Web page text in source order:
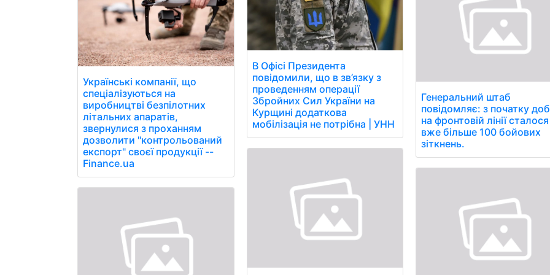
Українські компанії, що
спеціалізуються на
виробництві безпілотних
літальних апаратів,
звернулися з проханням
дозволити "контрольований
експорт" своєї продукції --
Finance.ua
В Офісі Президента
повідомили, що в зв’язку з
проведенням операції
Збройних Сил України на
Курщині додаткова
мобілізація не потрібна | УНН
Генеральний штаб
повідомляє: з початку
на фронтовій лінії сталося
вже більше 100 бойових
зіткнень.